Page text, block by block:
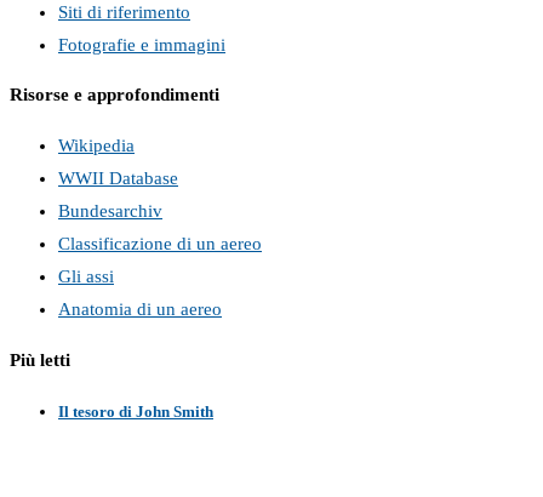
Siti di riferimento
Fotografie e immagini
Risorse e approfondimenti
Wikipedia
WWII Database
Bundesarchiv
Classificazione di un aereo
Gli assi
Anatomia di un aereo
Più letti
Il tesoro di John Smith